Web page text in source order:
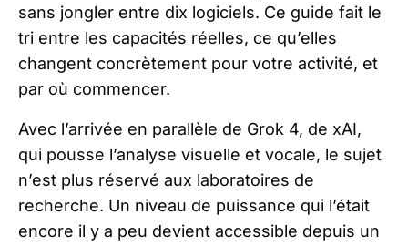
sans jongler entre dix logiciels. Ce guide fait le
tri entre les capacités réelles, ce qu’elles
changent concrètement pour votre activité, et
par où commencer.
Avec l’arrivée en parallèle de Grok 4, de xAI,
qui pousse l’analyse visuelle et vocale, le sujet
n’est plus réservé aux laboratoires de
recherche. Un niveau de puissance qui l’était
encore il y a peu devient accessible depuis un